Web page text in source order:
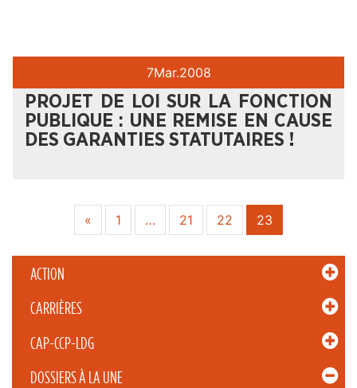
ACTION
CARRIÈRES
CAP-CCP-LDG
DOSSIERS À LA UNE
7Mar.2008
PROJET DE LOI SUR LA FONCTION
PUBLIQUE : UNE REMISE EN CAUSE
DES GARANTIES STATUTAIRES !
articles
« 1 … 21 22 23